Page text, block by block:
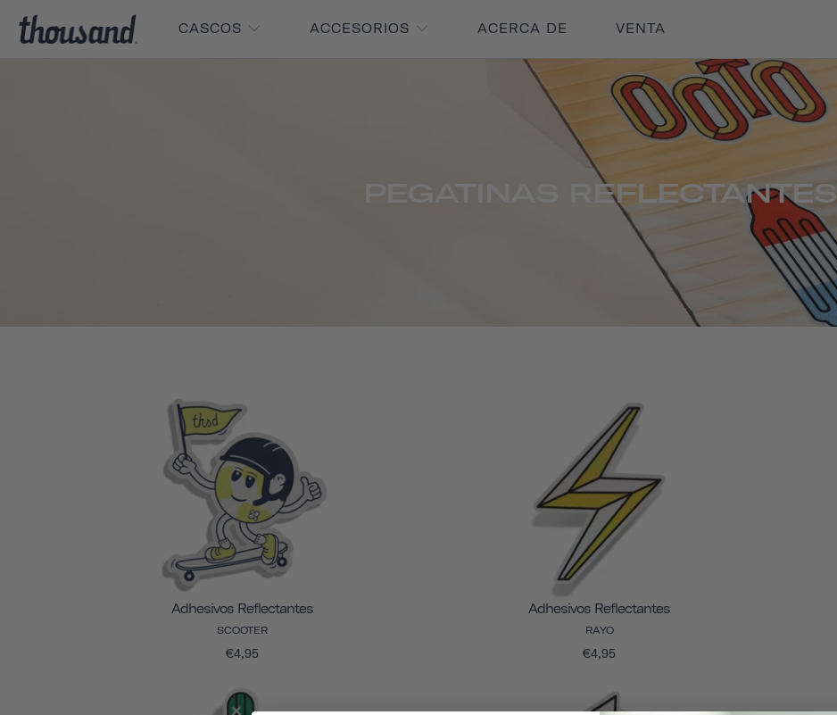
CASCOS ACCESORIOS ACERCA DE VENTA
PEGATINAS REFLECTANTES
Adhesivos Reflectantes
SCOOTER
€4,95
Adhesivos Reflectantes
RAYO
€4,95